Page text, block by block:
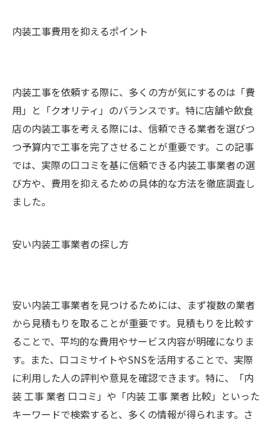
内装工事費用を抑えるポイント
内装工事を依頼する際に、多くの方が気にするのは「費
用」と「クオリティ」のバランスです。特に店舗や飲食
店の内装工事を考える際には、信頼できる業者を選びつ
つ予算内で工事を完了させることが重要です。この記事
では、実際の口コミを基に信頼できる内装工事業者の選
び方や、費用を抑えるための具体的な方法を徹底調査し
ました。
安い内装工事業者の探し方
安い内装工事業者を見つけるためには、まず複数の業者
から見積もりを取ることが重要です。見積もりを比較す
ることで、平均的な費用やサービス内容が明確になりま
す。また、口コミサイトやSNSを活用することで、実際
に利用した人の評判や意見を確認できます。特に、「内
装 工事 業者 口コミ」や「内装 工事 業者 比較」といった
キーワードで検索すると、多くの情報が得られます。さ